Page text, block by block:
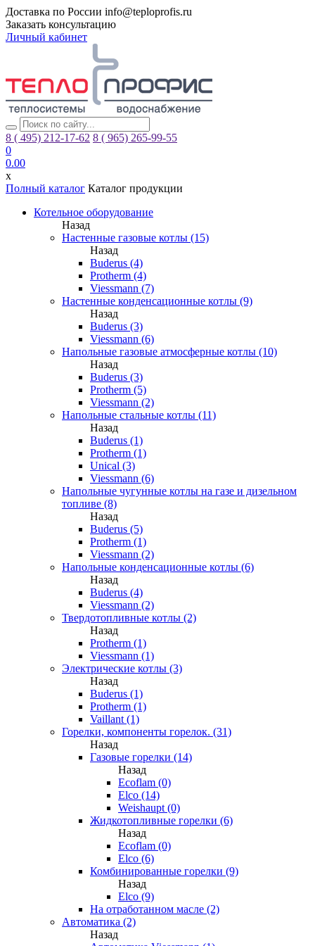
Доставка по России info@teploprofis.ru
Заказать консультацию
Личный кабинет
8 ( 495) 212-17-62 8 ( 965) 265-99-55
0
0.00
x
Полный каталог Каталог продукции
Котельное оборудование
Назад
Настенные газовые котлы (15)
Назад
Buderus (4)
Protherm (4)
Viessmann (7)
Настенные конденсационные котлы (9)
Назад
Buderus (3)
Viessmann (6)
Напольные газовые атмосферные котлы (10)
Назад
Buderus (3)
Protherm (5)
Viessmann (2)
Напольные стальные котлы (11)
Назад
Buderus (1)
Protherm (1)
Unical (3)
Viessmann (6)
Напольные чугунные котлы на газе и дизельном
топливе (8)
Назад
Buderus (5)
Protherm (1)
Viessmann (2)
Напольные конденсационные котлы (6)
Назад
Buderus (4)
Viessmann (2)
Твердотопливные котлы (2)
Назад
Protherm (1)
Viessmann (1)
Электрические котлы (3)
Назад
Buderus (1)
Protherm (1)
Vaillant (1)
Горелки, компоненты горелок. (31)
Назад
Газовые горелки (14)
Назад
Ecoflam (0)
Elco (14)
Weishaupt (0)
Жидкотопливные горелки (6)
Назад
Ecoflam (0)
Elco (6)
Комбинированные горелки (9)
Назад
Elco (9)
На отработанном масле (2)
Автоматика (2)
Назад